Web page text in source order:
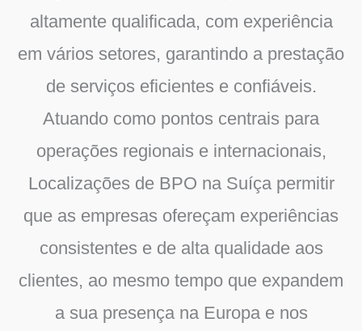
altamente qualificada, com experiência
em vários setores, garantindo a prestação
de serviços eficientes e confiáveis.
Atuando como pontos centrais para
operações regionais e internacionais,
Localizações de BPO na Suíçapermitir
que as empresas ofereçam experiências
consistentes e de alta qualidade aos
clientes, ao mesmo tempo que expandem
a sua presença na Europa e nos